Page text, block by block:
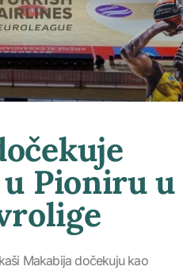
Pioniru u
Makabija dočekuju kao